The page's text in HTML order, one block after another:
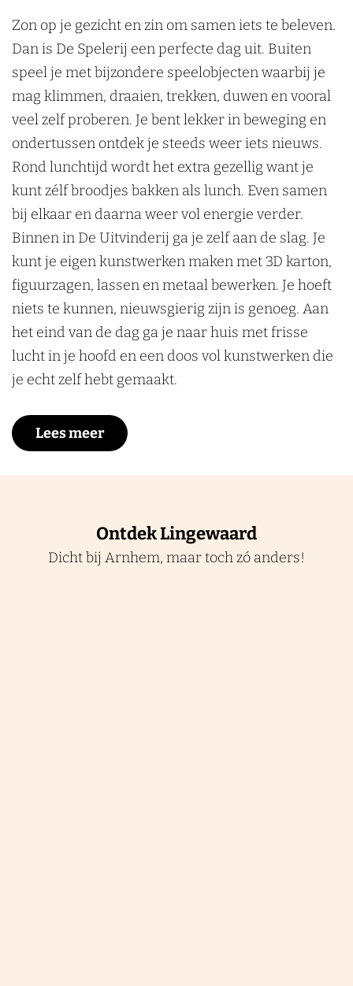
Zon op je gezicht en zin om samen iets te beleven.
Dan is De Spelerij een perfecte dag uit. Buiten
speel je met bijzondere speelobjecten waarbij je
mag klimmen, draaien, trekken, duwen en vooral
veel zelf proberen. Je bent lekker in beweging en
ondertussen ontdek je steeds weer iets nieuws.
Rond lunchtijd wordt het extra gezellig want je
kunt zélf broodjes bakken als lunch. Even samen
bij elkaar en daarna weer vol energie verder.
Binnen in De Uitvinderij ga je zelf aan de slag. Je
kunt je eigen kunstwerken maken met 3D karton,
figuurzagen, lassen en metaal bewerken. Je hoeft
niets te kunnen, nieuwsgierig zijn is genoeg. Aan
het eind van de dag ga je naar huis met frisse
lucht in je hoofd en een doos vol kunstwerken die
je echt zelf hebt gemaakt.
Lees meer
Ontdek Lingewaard
Dicht bij Arnhem, maar toch zó anders!